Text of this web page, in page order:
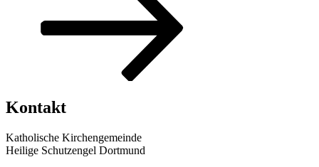
Kontakt
Katholische Kirchengemeinde
Heilige Schutzengel Dortmund